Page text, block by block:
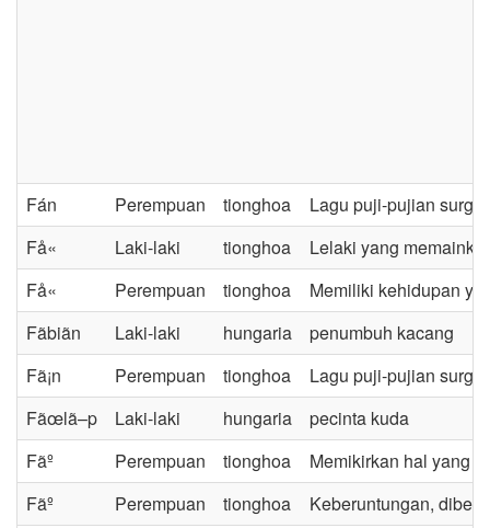
Fán Perempuan tionghoa
Lagu puji-pujian surga
Få«
Laki-laki tionghoa
Lelaki yang
Få«
Perempuan tionghoa
Memiliki kehidupan
Fãbiãn
Laki-laki hungaria
penumbuh kacang
Fã¡n
Perempuan tionghoa
Lagu puji-pujian surga
Fãœlã–p
Laki-laki hungaria
pecinta kuda
Fãº
Perempuan tionghoa
Memikirkan hal yang
Fãº
Perempuan tionghoa
Keberuntungan,